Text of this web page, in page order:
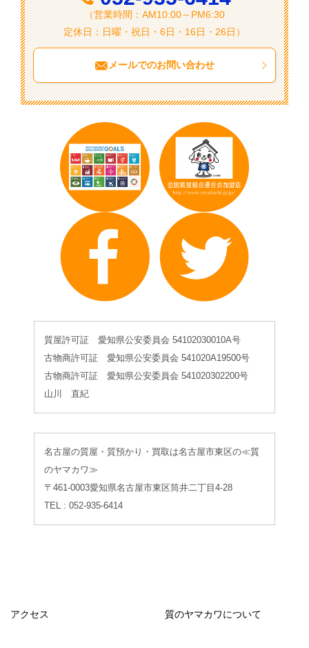
（営業時間：AM10:00～PM6:30
定休日：日曜・祝日・6日・16日・26日）
メールでのお問い合わせ
質屋許可証 愛知県公安委員会 54102030010A号
古物商許可証 愛知県公安委員会 541020A19500号
古物商許可証 愛知県公安委員会 541020302200号
山川 直紀
名古屋の質屋・質預かり・買取は名古屋市東区の≪質
のヤマカワ≫
〒461-0003愛知県名古屋市東区筒井二丁目4-28
TEL : 052-935-6414
アクセス 質のヤマカワについて